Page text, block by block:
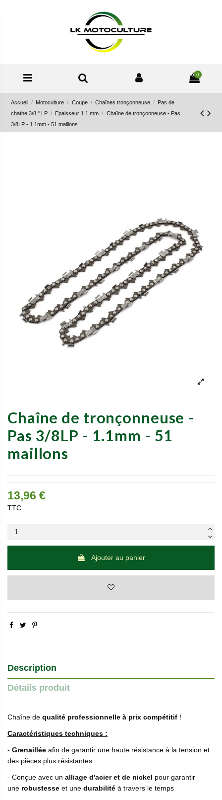
0
Accueil Motoculture Coupe Chaînes tronçonneuse
Pas de
chaîne 3/8 " LP
Epaisseur 1.1 mm
Chaîne de tronçonneuse - Pas
3/8LP - 1.1mm - 51 maillons
Chaîne de tronçonneuse -
Pas 3/8LP - 1.1mm - 51
maillons
13,96 €
TTC
Ajouter au panier
Description
Détails produit
Chaîne de qualité professionnelle à prix compétitif !
Caractéristiques techniques :
- Grenaillée afin de garantir une haute résistance à la tension et
des pièces plus résistantes
- Conçue avec un alliage d'acier et de nickel pour garantir
une robustesse et une durabilité à travers le temps